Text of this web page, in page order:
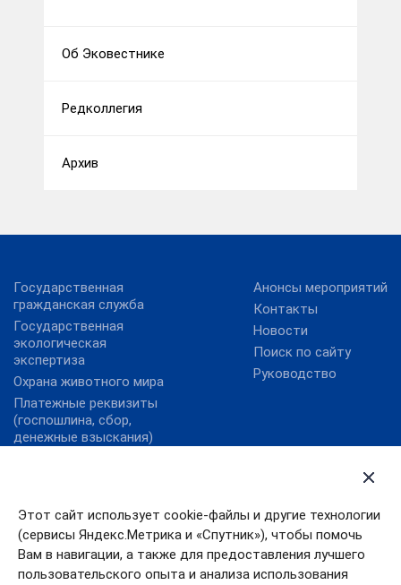
Этот сайт использует cookie-файлы и другие технологии
(сервисы Яндекс.Метрика и «Спутник»), чтобы помочь
Вам в навигации, а также для предоставления лучшего
пользовательского опыта и анализа использования
Об Эковестнике
Редколлегия
Архив
Государственная
гражданская служба
Государственная
экологическая
экспертиза
Охрана животного мира
Платежные реквизиты
(госпошлина, сбор,
денежные взыскания)
Анонсы мероприятий
Контакты
Новости
Поиск по сайту
Руководство
Ивановской области
Правовой портал
Минюста России
Работа в России
Правительство РФ
Президент РФ